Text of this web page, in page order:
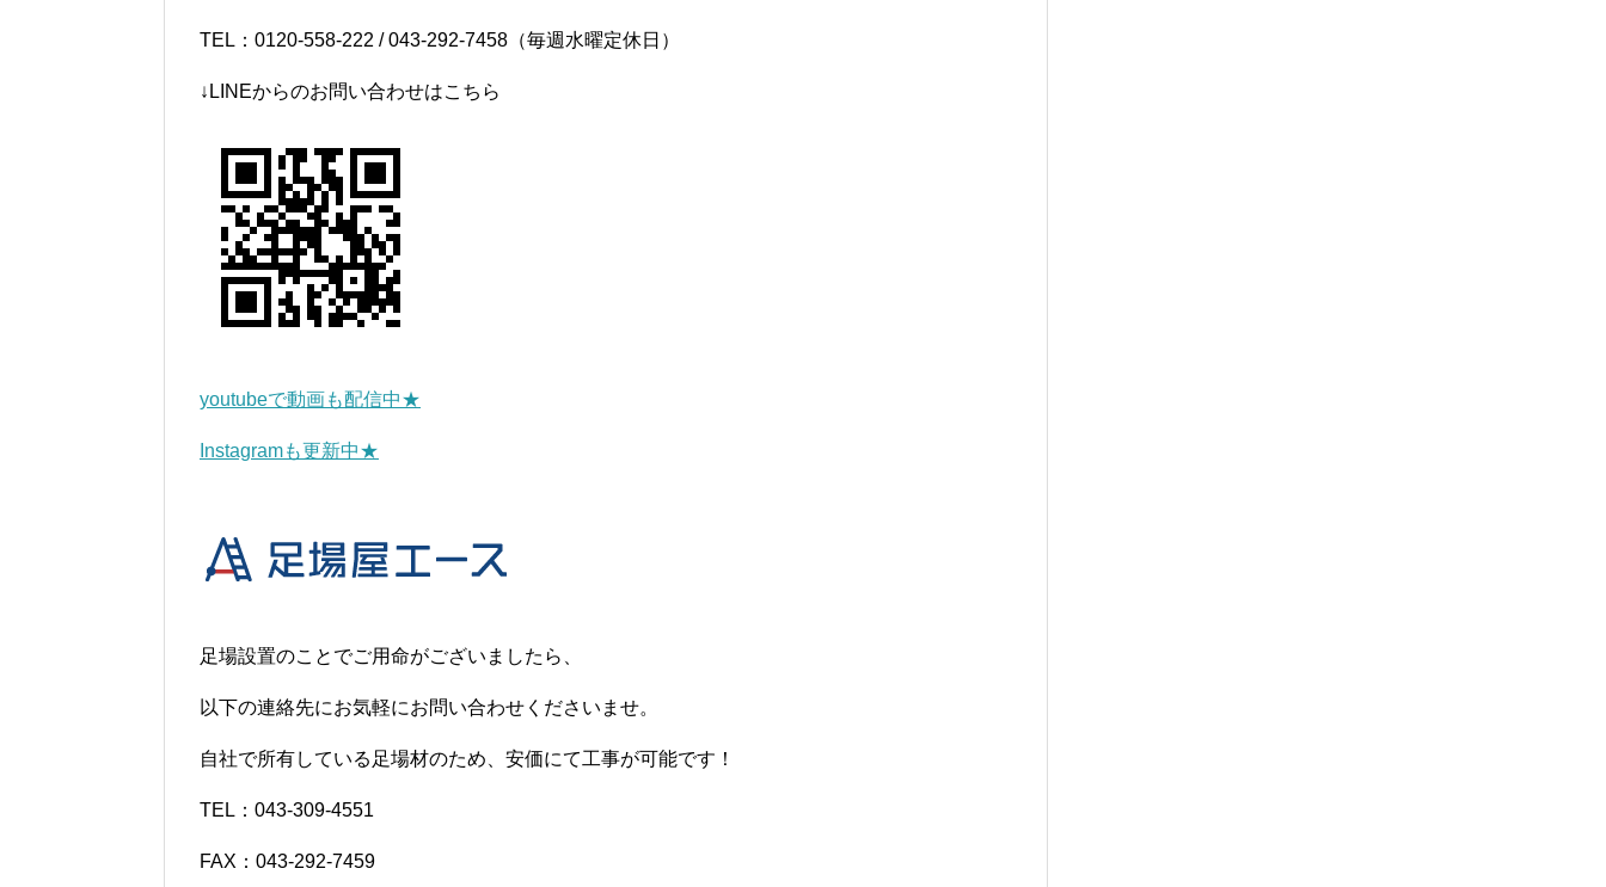
TEL：0120-558-222 / 043-292-7458（毎週水曜定休日）
↓LINEからのお問い合わせはこちら
youtubeで動画も配信中★
Instagramも更新中★
足場設置のことでご用命がございましたら、
以下の連絡先にお気軽にお問い合わせくださいませ。
自社で所有している足場材のため、安価にて工事が可能です！
TEL：043-309-4551
FAX：043-292-7459